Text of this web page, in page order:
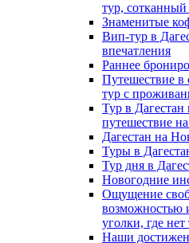
тур, сотканный
Знаменитые
Вип-тур в
впечатления
Раннее
Путешествие в
тур с
Тур в Дагестан
путешествие
Дагестан на
Туры в
Тур дня в
Новогодние
Ощущение
возможностью
уголки, где
Наши